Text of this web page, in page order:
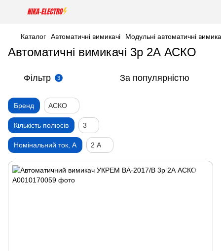
Каталог Автоматичні вимикачі Модульні автоматичні
Автоматичні вимикачі 3р 2А АСКО
Фільтр 3 За популярністю
Бренд АСКО
Кількість полюсів 3
Номінальний ток, А 2 А